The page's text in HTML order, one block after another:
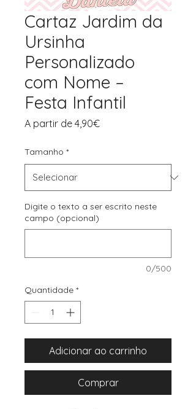
Cartaz Jardim da
Ursinha
Personalizado
com Nome –
Festa Infantil
A partir de 4,90€Preço
Tamanho *
Digite o texto a ser escrito neste
campo (opcional)
0/500
Quantidade *
Adicionar ao carrinho
Comprar